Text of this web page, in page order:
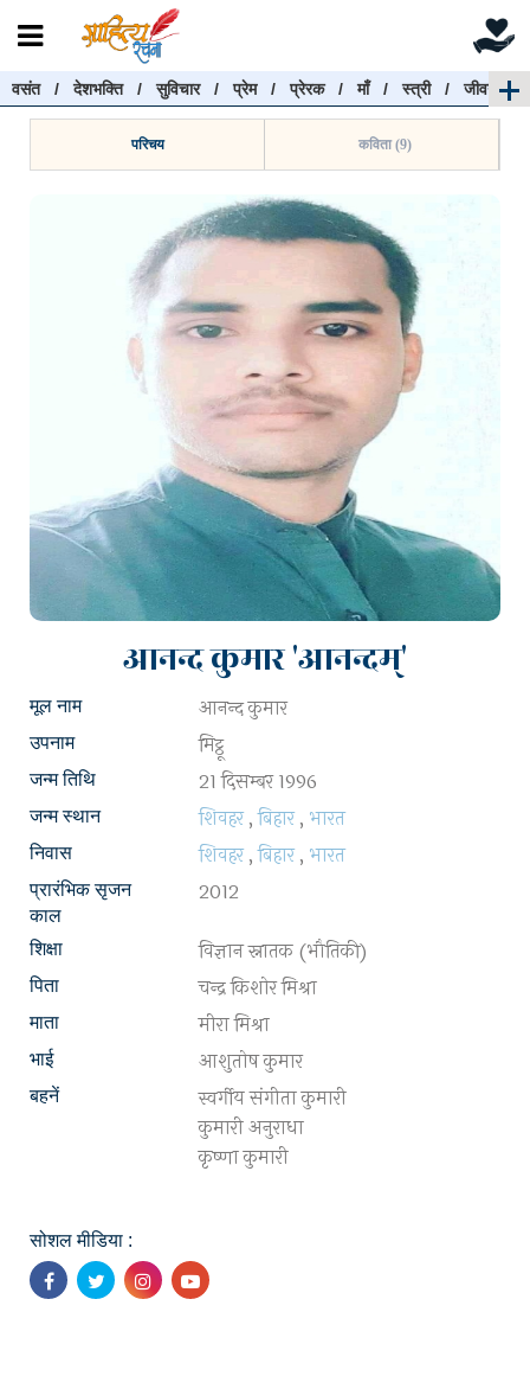
वसंत/देशभक्ति/सुविचार/प्रेम/प्रेरक/माँ/स्त्री/जीवन
परिचय कविता (9)
आनन्द कुमार 'आनन्दम्'
मूल नाम आनन्द कुमार
उपनाम मिट्ठू
जन्म तिथि 21 दिसम्बर 1996
जन्म स्थान शिवहर ,बिहार , भारत
निवास शिवहर ,बिहार , भारत
प्रारंभिक सृजन
काल
2012
शिक्षा विज्ञान स्नातक (भौतिकी)
पिता चन्द्र किशोर मिश्रा
माता मीरा मिश्रा
भाई आशुतोष कुमार
बहनें
स्वर्गीय संगीता कुमारी
कुमारी अनुराधा
कृष्णा कुमारी
सोशल मीडिया :
रचनाएँ खोजें
रचनाएँ खोजने के लिए नीचे दी गई बॉक्स में हिन्दी में लिखें और
"खोजें" बटन पर क्लिक करें